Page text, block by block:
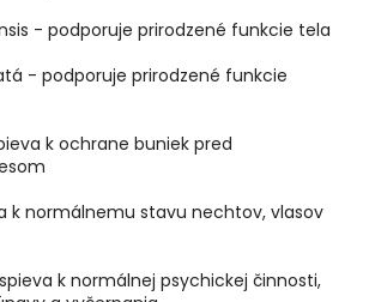
- podporuje prirodzené funkcie tela
- podporuje prirodzené funkcie
k ochrane buniek pred
k normálnemu stavu nechtov, vlasov
k normálnej psychickej činnosti,